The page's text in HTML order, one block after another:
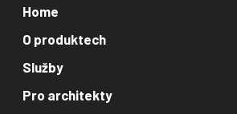
Home
O produktech
Služby
Pro architekty